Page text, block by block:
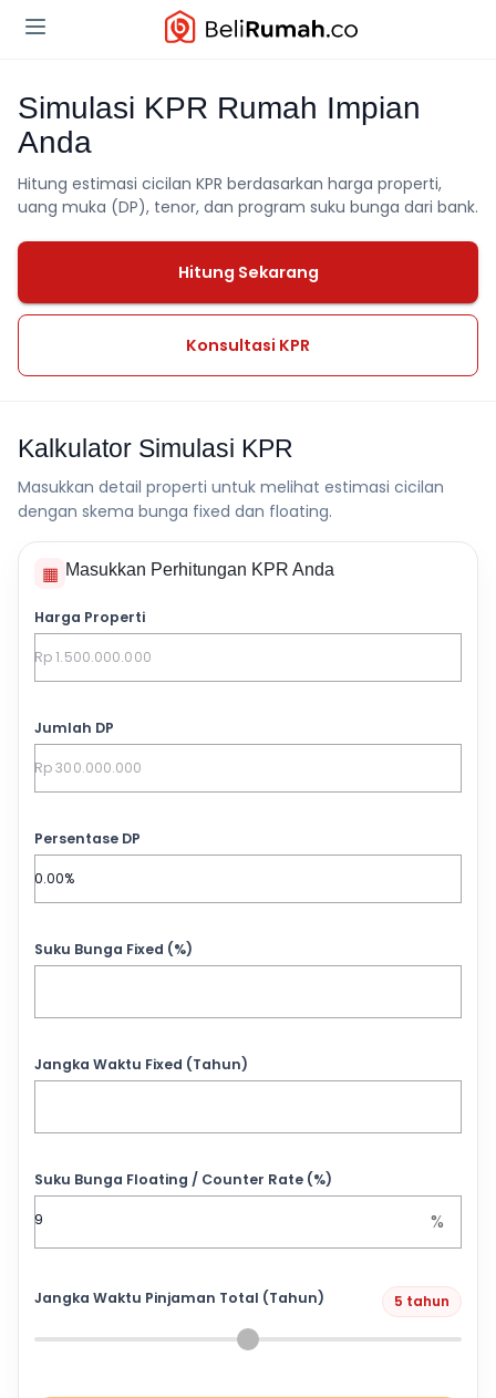
Simulasi KPR Rumah Impian
Anda
Hitung estimasi cicilan KPR berdasarkan harga properti,
uang muka (DP), tenor, dan program suku bunga dari bank.
Hitung Sekarang
Konsultasi KPR
Kalkulator Simulasi KPR
Masukkan detail properti untuk melihat estimasi cicilan
dengan skema bunga fixed dan floating.
▦ Masukkan Perhitungan KPR Anda
Harga Properti
Jumlah DP
Persentase DP
Suku Bunga Fixed (%)
Jangka Waktu Fixed (Tahun)
Suku Bunga Floating / Counter Rate (%)
%
Jangka Waktu Pinjaman Total (Tahun) 5 tahun